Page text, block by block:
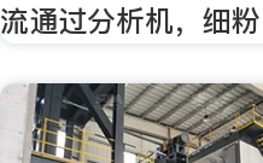
流通过分析机，细粉